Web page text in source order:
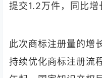
提交1.2万件，同比增
此次商标注册量的增
持续优化商标注册流